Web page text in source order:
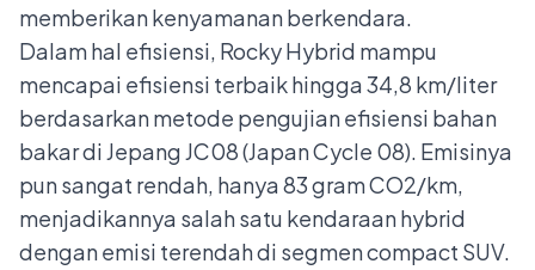
memberikan kenyamanan berkendara.
Dalam hal efisiensi, Rocky Hybrid mampu
mencapai efisiensi terbaik hingga 34,8 km/liter
berdasarkan metode pengujian efisiensi bahan
bakar di Jepang JC08 (Japan Cycle 08). Emisinya
pun sangat rendah, hanya 83 gram CO2/km,
menjadikannya salah satu kendaraan hybrid
dengan emisi terendah di segmen compact SUV.